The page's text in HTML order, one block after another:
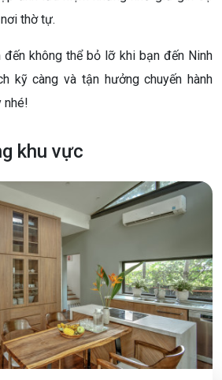
thờ tự.
không thể bỏ lỡ khi bạn đến Ninh
kỹ càng và tận hưởng chuyến hành
nhé!
khu vực